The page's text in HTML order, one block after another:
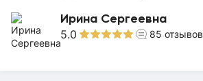
Ирина Сергеевна
5.0 85 отзывов